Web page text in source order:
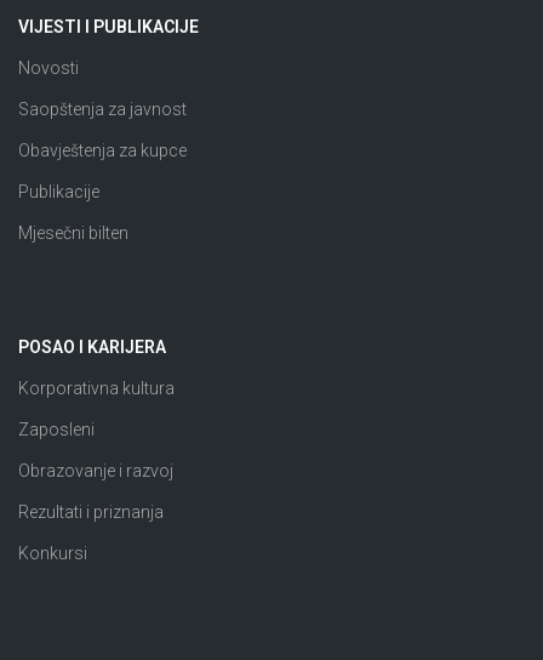
VIJESTI I PUBLIKACIJE
Novosti
Saopštenja za javnost
Obavještenja za kupce
Publikacije
Mjesečni bilten
POSAO I KARIJERA
Korporativna kultura
Zaposleni
Obrazovanje i razvoj
Rezultati i priznanja
Konkursi